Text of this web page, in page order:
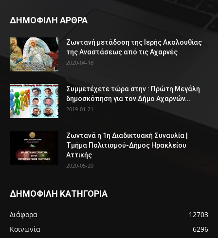
ΔΗΜΟΦΙΛΗ ΑΡΘΡΑ
Ζωντανή μετάδοση της Ιερής Ακολουθίας
της Αναστάσεως από τις Αχαρνές
2020-04-18
Συμμετέχετε τώρα στην : Πρώτη Μεγάλη
δημοσκόπηση για τον Δήμο Αχαρνών...
2019-01-21
Ζωντανά η 1η Διαδικτυακή Συναυλία |
Τμήμα Πολιτισμού-Δήμος Ηρακλείου
Αττικής
2020-05-20
ΔΗΜΟΦΙΛΗ ΚΑΤΗΓΟΡΙΑ
Διάφορα
12703
Κοινωνία
6296